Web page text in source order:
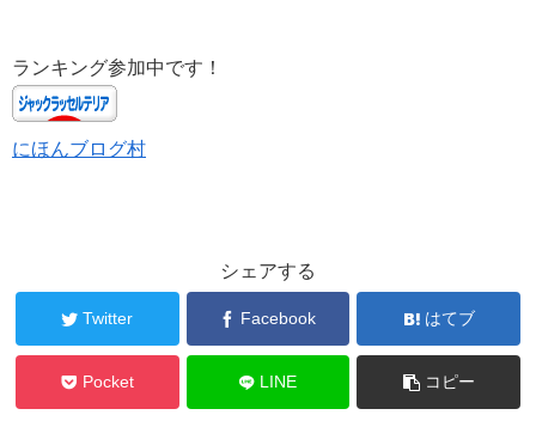
ランキング参加中です！
にほんブログ村
シェアする
Twitter Facebook はてブ
Pocket LINE コピー